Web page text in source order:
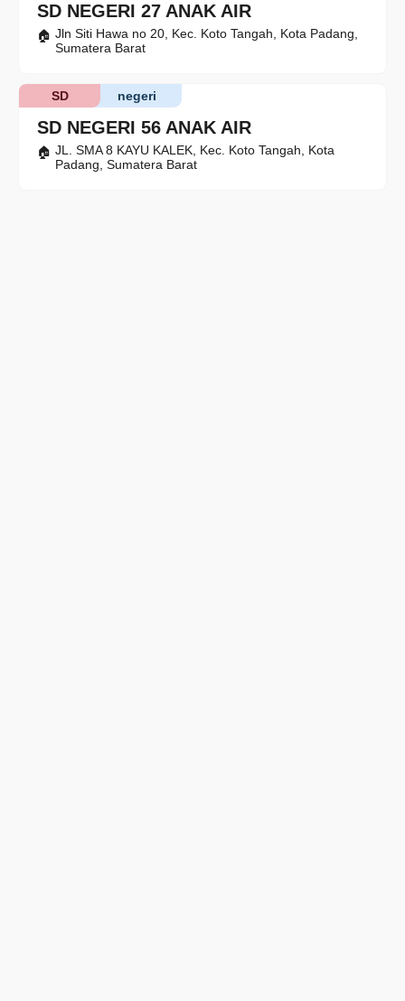
SD NEGERI 27 ANAK AIR
Jln Siti Hawa no 20, Kec. Koto Tangah, Kota Padang,
Sumatera Barat
SD NEGERI 56 ANAK AIR
negeri
SD
JL. SMA 8 KAYU KALEK, Kec. Koto Tangah, Kota
Padang, Sumatera Barat